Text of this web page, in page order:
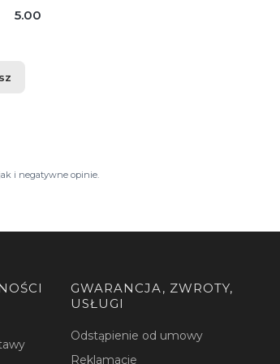
5.00
i negatywne opinie.
GWARANCJA, ZWROTY,
USŁUGI
Odstąpienie od umowy
Reklamacje